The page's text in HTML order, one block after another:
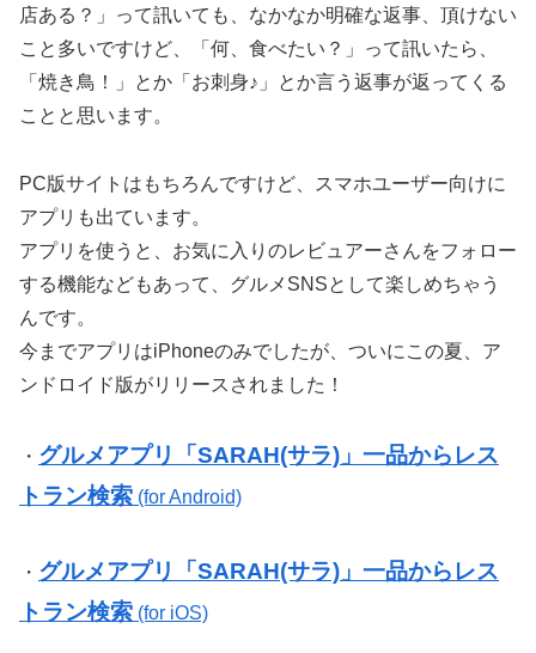
店ある？」って訊いても、なかなか明確な返事、頂けない
こと多いですけど、「何、食べたい？」って訊いたら、
「焼き鳥！」とか「お刺身♪」とか言う返事が返ってくる
ことと思います。
PC版サイトはもちろんですけど、スマホユーザー向けに
アプリも出ています。
アプリを使うと、お気に入りのレビュアーさんをフォロー
する機能などもあって、グルメSNSとして楽しめちゃう
んです。
今までアプリはiPhoneのみでしたが、ついにこの夏、ア
ンドロイド版がリリースされました！
・ グルメアプリ「SARAH(サラ)」一品からレス
トラン検索 (for Android)
・ グルメアプリ「SARAH(サラ)」一品からレス
トラン検索 (for iOS)